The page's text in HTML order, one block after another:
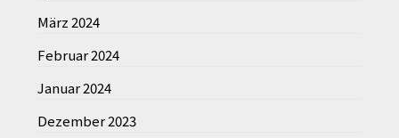
März 2024
Februar 2024
Januar 2024
Dezember 2023